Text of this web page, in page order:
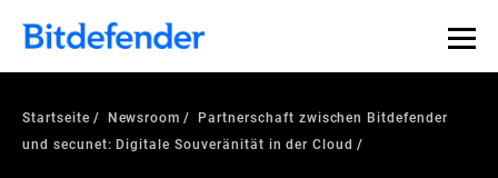
Startseite Newsroom
Partnerschaft zwischen Bitdefender
und secunet: Digitale Souveränität in der Cloud